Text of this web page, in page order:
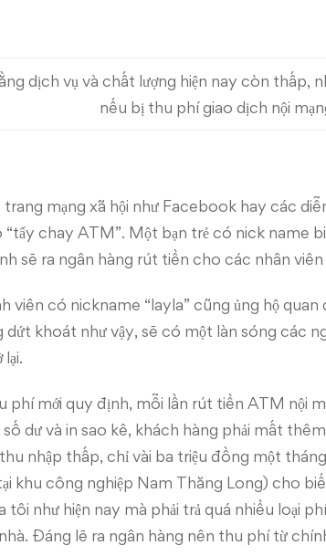
dịch vụ và chất lượng hiện nay còn thấp,
nếu bị thu phí giao dịch nội
mạng xã hội như Facebook hay các
chay ATM”. Một bạn trẻ có nick name
sẽ ra ngân hàng rút tiền cho các nhân viên
viên có nickname “layla” cũng ủng hộ
dứt khoát như vậy, sẽ có một làn sóng các
phí mới quy định, mỗi lần rút tiền ATM nội
dư và in sao kê, khách hàng phải mất
nhập thấp, chỉ vài ba triệu đồng một
khu công nghiệp Nam Thăng Long) cho
tôi như hiện nay mà phải trả quá nhiều loại
Đáng lẽ ra ngân hàng nên thu phí từ